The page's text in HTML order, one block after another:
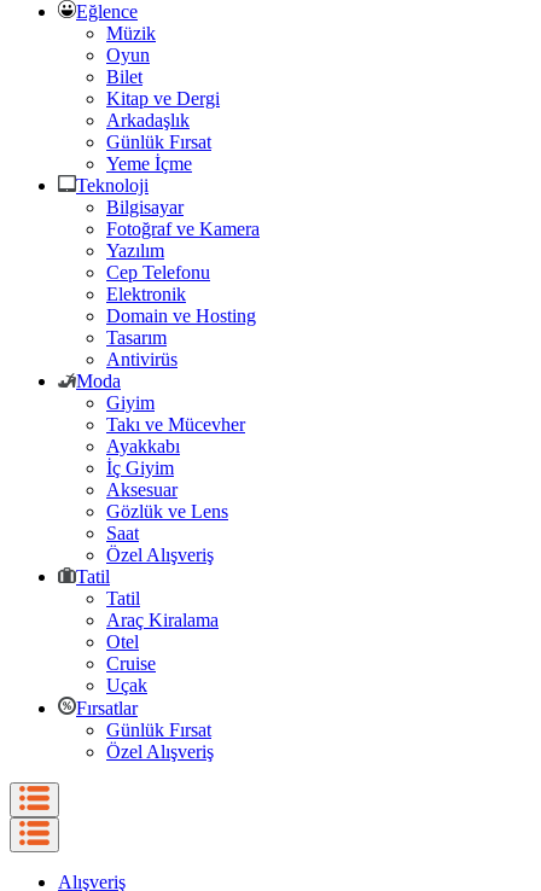
Eğlence
Müzik
Oyun
Bilet
Kitap ve Dergi
Arkadaşlık
Günlük Fırsat
Yeme İçme
Teknoloji
Bilgisayar
Fotoğraf ve Kamera
Yazılım
Cep Telefonu
Elektronik
Domain ve Hosting
Tasarım
Antivirüs
Moda
Giyim
Takı ve Mücevher
Ayakkabı
İç Giyim
Aksesuar
Gözlük ve Lens
Saat
Özel Alışveriş
Tatil
Tatil
Araç Kiralama
Otel
Cruise
Uçak
Fırsatlar
Günlük Fırsat
Özel Alışveriş
Alışveriş